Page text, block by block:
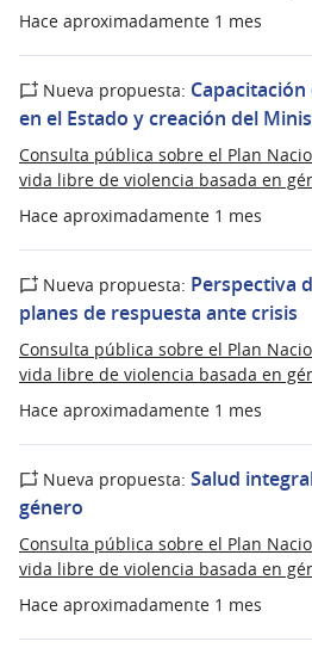
Hace aproximadamente 1 mes
Hace aproximadamente 1 mes
Nueva propuesta:
en el Estado y creación del
Consulta pública sobre el Plan
vida libre de violencia basada en
Hace aproximadamente 1 mes
Nueva propuesta: Perspectiva
planes de respuesta ante crisis
Consulta pública sobre el Plan
vida libre de violencia basada en
Hace aproximadamente 1 mes
Nueva propuesta: Salud
género
Consulta pública sobre el Plan
vida libre de violencia basada en